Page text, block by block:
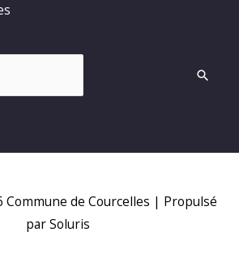
Commune de Courcelles | Propulsé
par Soluris